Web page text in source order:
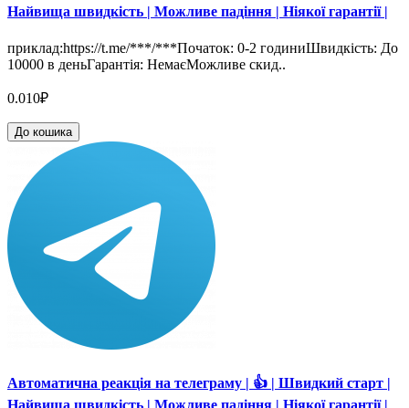
Найвища швидкість | Можливе падіння | Ніякої гарантії |
приклад:https://t.me/***/***Початок: 0-2 годиниШвидкість: До
10000 в деньГарантія: НемаєМожливе скид..
0.010₽
До кошика
Автоматична реакція на телеграму | 👍 | Швидкий старт |
Найвища швидкість | Можливе падіння | Ніякої гарантії |